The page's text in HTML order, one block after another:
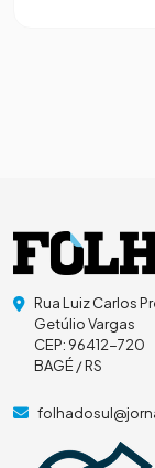
Rua Luiz Carlos
Getúlio Vargas
CEP: 96412-720
BAGÉ / RS